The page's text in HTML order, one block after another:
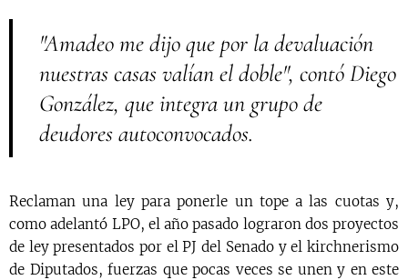
"Amadeo me dijo que por la devaluación
nuestras casas valían el doble", contó Diego
González, que integra un grupo de
deudores autoconvocados.
Reclaman una ley para ponerle un tope a las cuotas y,
como adelantó LPO, el año pasado lograron dos proyectos
de ley presentados por el PJ del Senado y el kirchnerismo
de Diputados, fuerzas que pocas veces se unen y en este